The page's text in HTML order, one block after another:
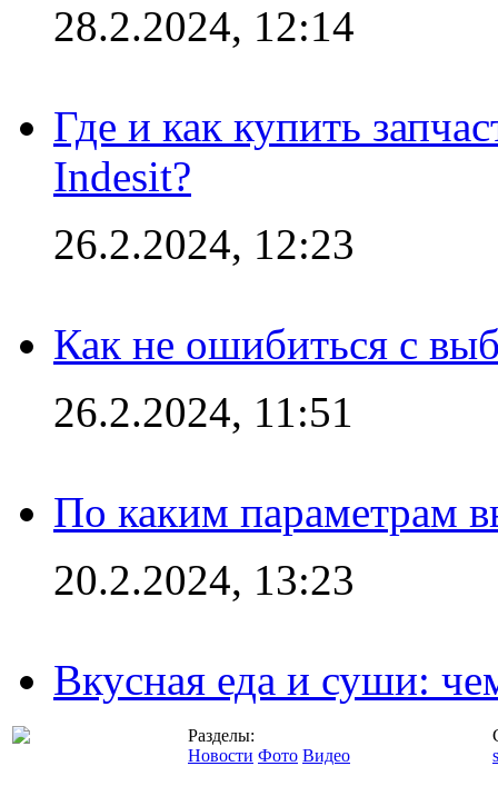
28.2.2024, 12:14
Где и как купить
Indesit?
26.2.2024, 12:23
Как не ошибиться с
26.2.2024, 11:51
По каким параметрам
20.2.2024, 13:23
Вкусная еда и суши:
Разделы:
Новости Фото Видео